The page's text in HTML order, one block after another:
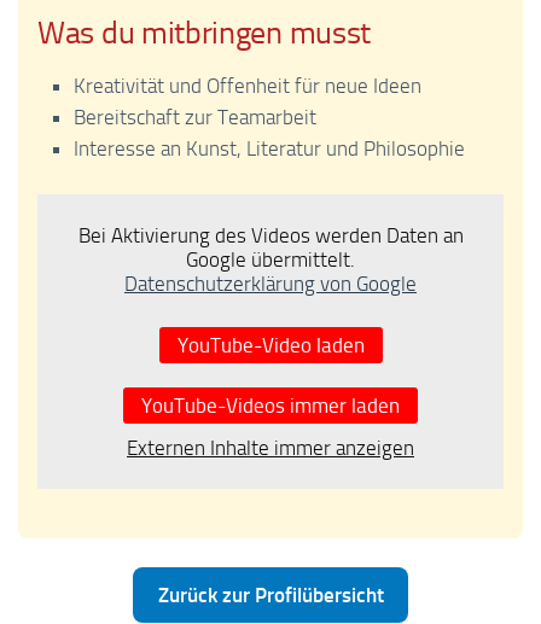
Was du mitbringen musst
Kreativität und Offenheit für neue Ideen
Bereitschaft zur Teamarbeit
Interesse an Kunst, Literatur und Philosophie
Bei Aktivierung des Videos werden Daten an
Google übermittelt.
Datenschutzerklärung von Google
YouTube-Video laden
YouTube-Videos immer laden
Externen Inhalte immer anzeigen
Zurück zur Profilübersicht